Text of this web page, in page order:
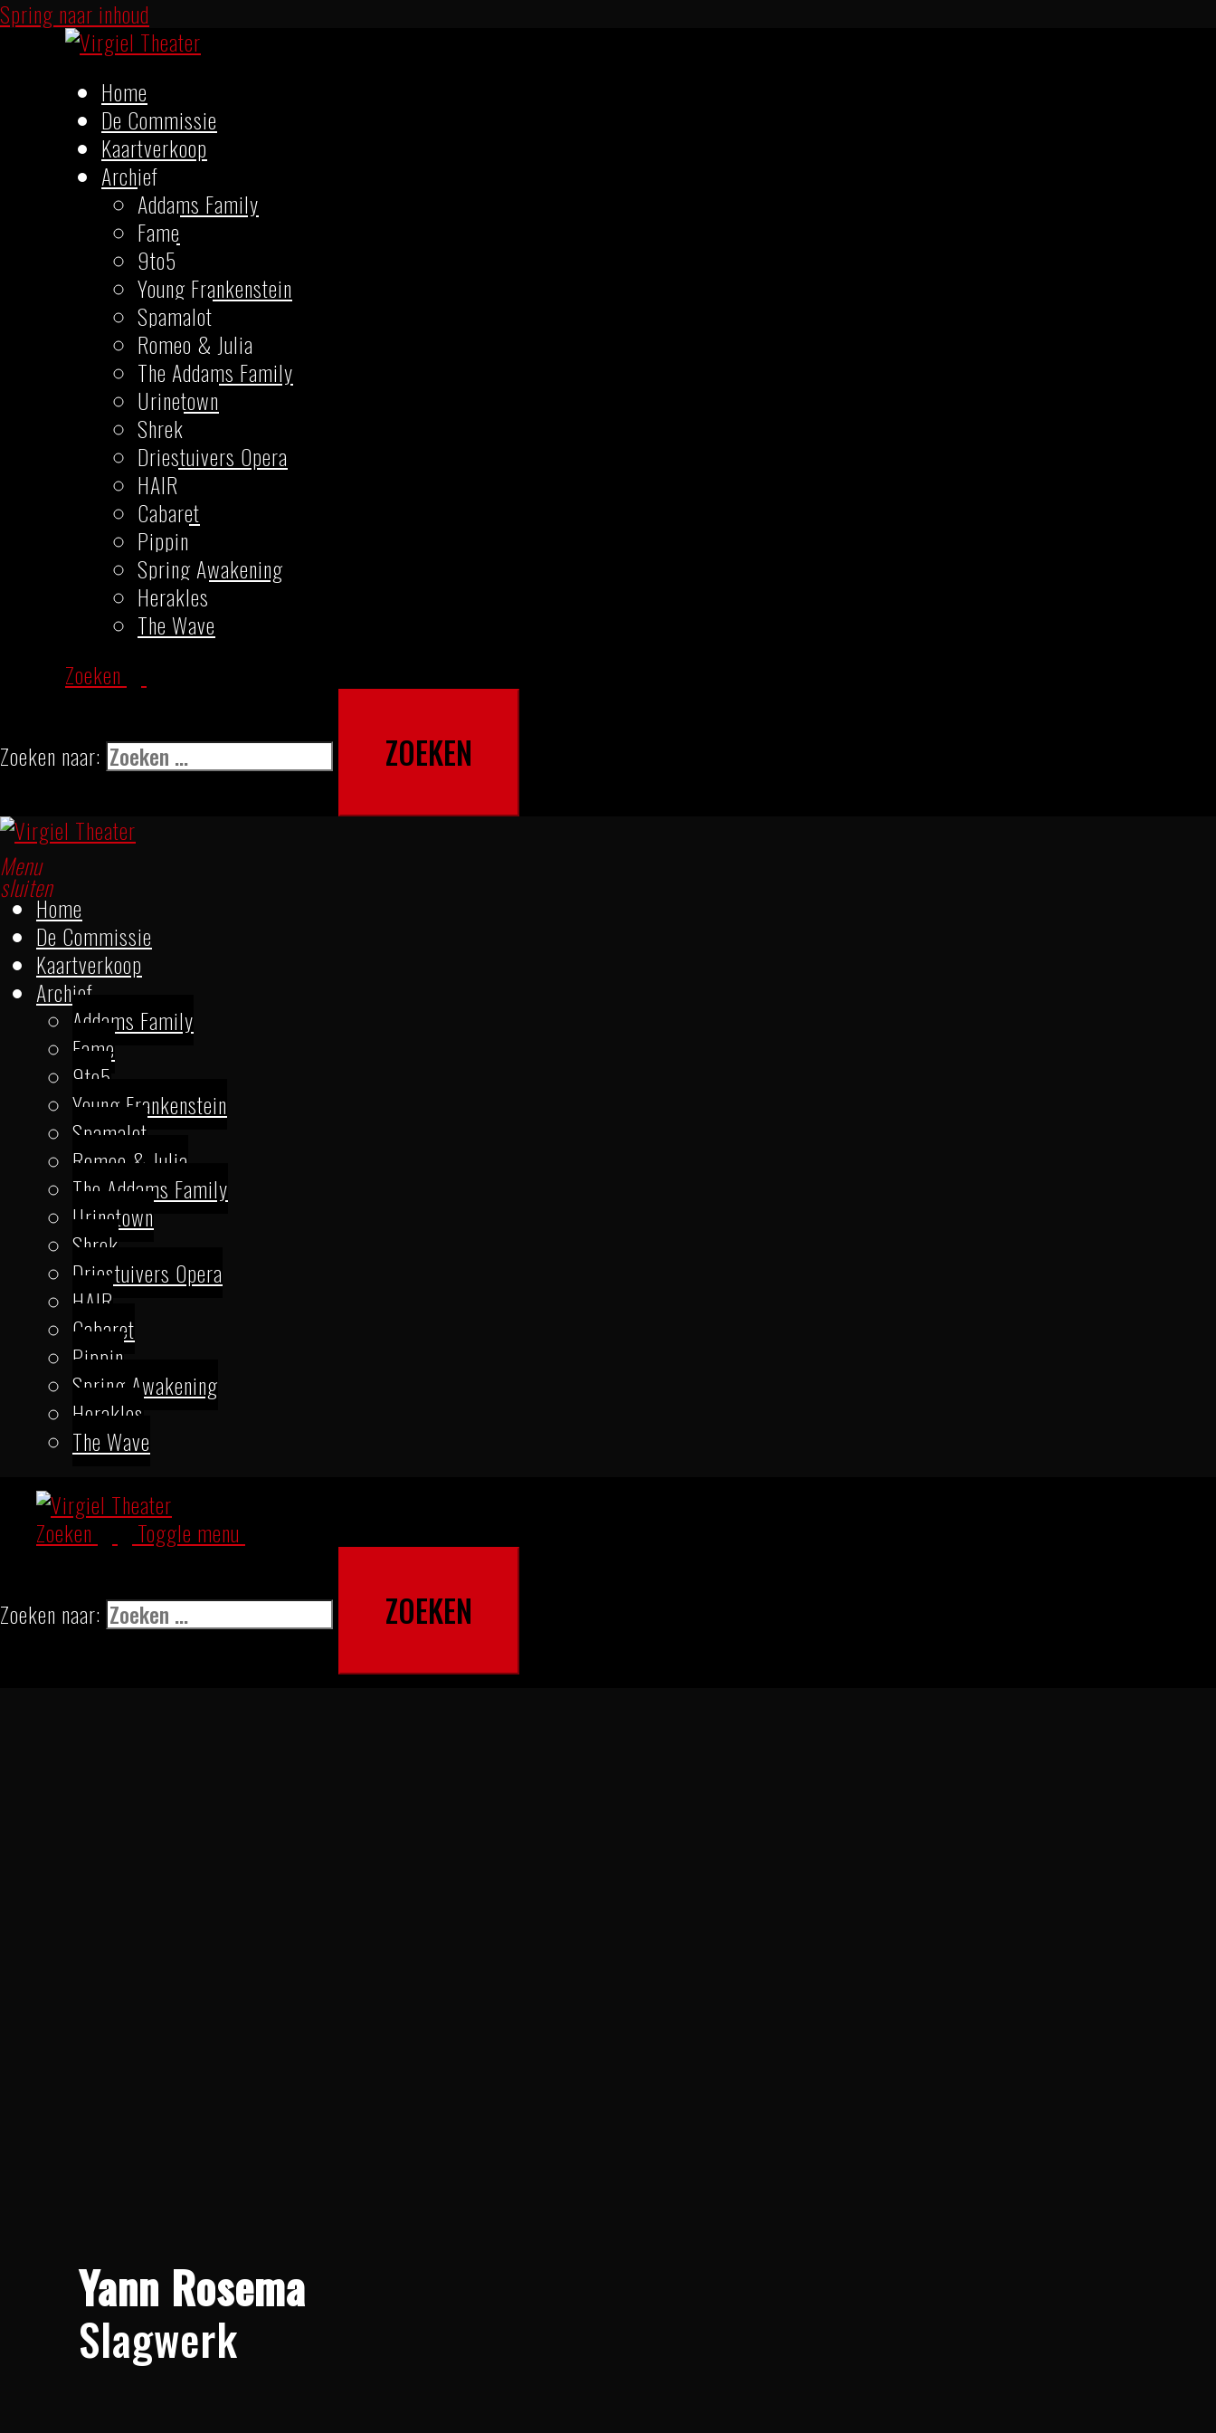
Spring naar inhoud
Home
De Commissie
Kaartverkoop
Archief
Addams Family
Fame
9to5
Young Frankenstein
Spamalot
Romeo & Julia
The Addams Family
Urinetown
Shrek
Driestuivers Opera
HAIR
Cabaret
Pippin
Spring Awakening
Herakles
The Wave
Zoeken
Zoeken naar:
Menu
sluiten
Home
De Commissie
Kaartverkoop
Archief
Addams Family
Fame
9to5
Young Frankenstein
Spamalot
Romeo & Julia
The Addams Family
Urinetown
Shrek
Driestuivers Opera
HAIR
Cabaret
Pippin
Spring Awakening
Herakles
The Wave
Zoeken Toggle menu
Zoeken naar:
Yann Rosema
Slagwerk